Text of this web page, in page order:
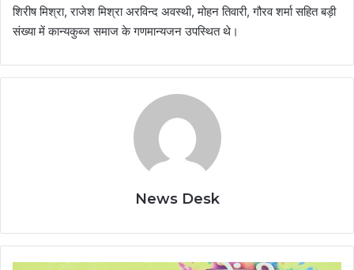
शिरीष मिश्रा, राजेश मिश्रा अरविन्द अवस्थी, मोहन तिवारी, गौरव शर्मा सहित बड़ी
संख्या में कान्यकुब्ज समाज के गणमान्यजन उपस्थित थे।
News Desk